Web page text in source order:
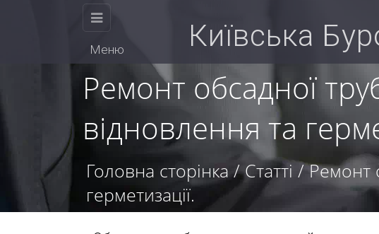
КИЇВСЬКА
БУРОВА
КОМПАНІЯ
Меню Київська
Ремонт обсадної
відновлення та
Головна сторінка/Статті /Ремонт
герметизації.